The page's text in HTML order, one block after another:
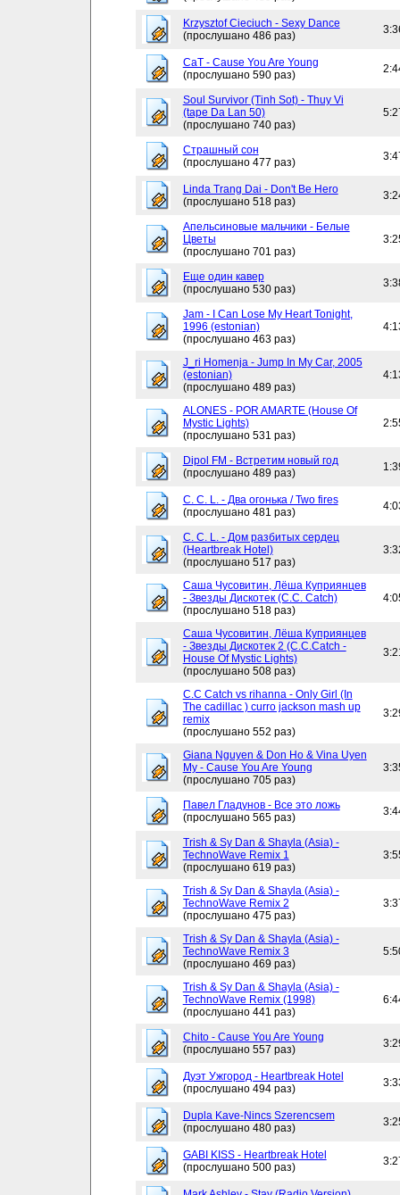
Krzysztof Cieciuch - Sexy Dance
(прослушано 486 раз)
CaT - Cause You Are Young
(прослушано 590 раз)
Soul Survivor (Tinh Sot) - Thuy Vi
(tape Da Lan 50)
(прослушано 740 раз)
Страшный сон
(прослушано 477 раз)
Linda Trang Dai - Don't Be Hero
(прослушано 518 раз)
Апельсиновые мальчики - Белые
Цветы
(прослушано 701 раз)
Еще один кавер
(прослушано 530 раз)
Jam - I Can Lose My Heart Tonight,
1996 (estonian)
(прослушано 463 раз)
J_ri Homenja - Jump In My Car, 2005
(estonian)
(прослушано 489 раз)
ALONES - POR AMARTE (House Of
Mystic Lights)
(прослушано 531 раз)
Dipol FM - Встретим новый год
(прослушано 489 раз)
C. C. L. - Два огонька / Two fires
(прослушано 481 раз)
C. C. L. - Дом разбитых сердец
(Heartbreak Hotel)
(прослушано 517 раз)
Саша Чусовитин, Лёша Куприянцев
- Звезды Дискотек (C.C. Catch)
(прослушано 518 раз)
Саша Чусовитин, Лёша Куприянцев
- Звезды Дискотек 2 (C.C.Catch -
House Of Mystic Lights)
(прослушано 508 раз)
C.C Catch vs rihanna - Only Girl (In
The cadillac ) curro jackson mash up
remix
(прослушано 552 раз)
Giana Nguyen & Don Ho & Vina Uyen
My - Cause You Are Young
(прослушано 705 раз)
Павел Гладунов - Все это ложь
(прослушано 565 раз)
Trish & Sy Dan & Shayla (Asia) -
TechnoWave Remix 1
(прослушано 619 раз)
Trish & Sy Dan & Shayla (Asia) -
TechnoWave Remix 2
(прослушано 475 раз)
Trish & Sy Dan & Shayla (Asia) -
TechnoWave Remix 3
(прослушано 469 раз)
Trish & Sy Dan & Shayla (Asia) -
TechnoWave Remix (1998)
(прослушано 441 раз)
Chito - Cause You Are Young
(прослушано 557 раз)
Дуэт Ужгород - Heartbreak Hotel
(прослушано 494 раз)
Dupla Kave-Nincs Szerencsem
(прослушано 480 раз)
GABI KISS - Heartbreak Hotel
(прослушано 500 раз)